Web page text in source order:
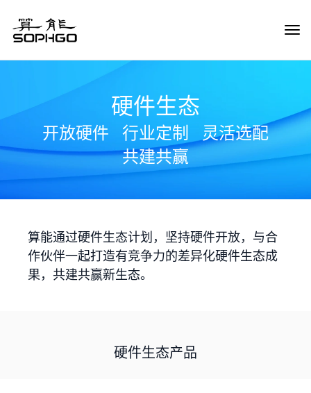
硬件生态
开放硬件 行业定制
灵活选配
共建共赢
算能通过硬件生态计划，坚持硬件开放，与合
作伙伴一起打造有竞争力的差异化硬件生态成
果，共建共赢新生态。
硬件生态产品